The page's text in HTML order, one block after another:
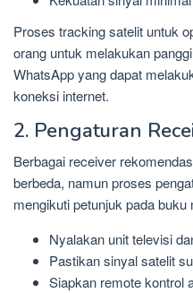
Proses tracking satelit untuk
orang untuk melakukan
WhatsApp yang dapat
koneksi internet.
2. Pengaturan
Berbagai receiver
berbeda, namun proses
mengikuti petunjuk pada buku
Nyalakan unit televisi
Pastikan sinyal satelit
Siapkan remote kontrol